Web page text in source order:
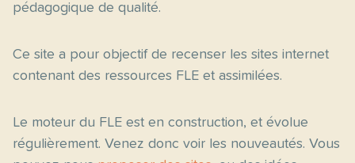
pédagogique de qualité.
Ce site a pour objectif de recenser les sites internet
contenant des ressources FLE et assimilées.
Le moteur du FLE est en construction, et évolue
régulièrement. Venez donc voir les nouveautés. Vous